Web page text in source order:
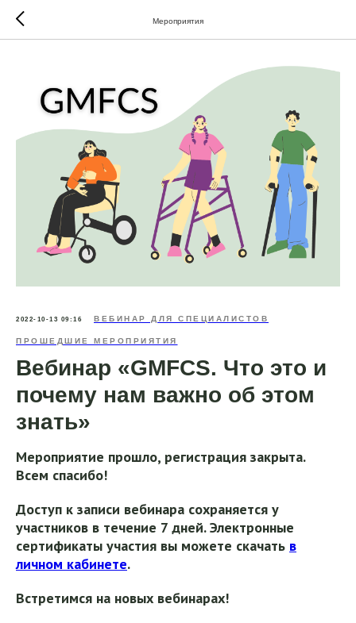
Мероприятия
2022-10-13 09:16 ВЕБИНАР ДЛЯ СПЕЦИАЛИСТОВ
ПРОШЕДШИЕ МЕРОПРИЯТИЯ
Вебинар «GMFCS. Что это и
почему нам важно об этом
знать»
Мероприятие прошло, регистрация закрыта.
Всем спасибо!
Доступ к записи вебинара сохраняется у
участников в течение 7 дней.Электронные
сертификаты участия вы можете скачать в
личном кабинете.
Встретимся на новых вебинарах!